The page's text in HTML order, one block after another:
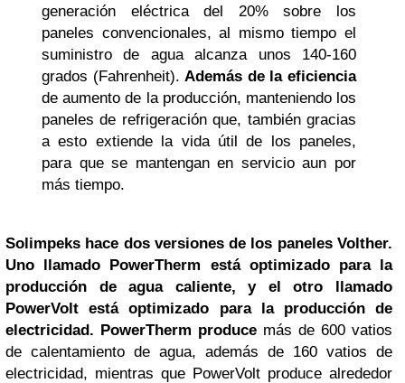
generación eléctrica del 20% sobre los
paneles convencionales, al mismo tiempo el
suministro de agua alcanza unos 140-160
grados (Fahrenheit).Además de la eficiencia
de aumento de la producción, manteniendo los
paneles de refrigeración que, también gracias
a esto extiende la vida útil de los paneles,
para que se mantengan en servicio aun por
más tiempo.
Solimpeks hace dos versiones de los paneles Volther.
Uno llamado PowerTherm está optimizado para la
producción de agua caliente, y el otro llamado
PowerVolt está optimizado para la producción de
electricidad. PowerTherm produce más de 600 vatios
de calentamiento de agua, además de 160 vatios de
electricidad, mientras que PowerVolt produce alrededor